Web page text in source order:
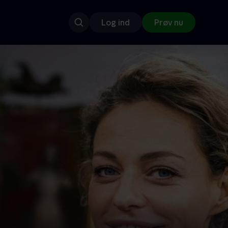
Log ind Prøv nu